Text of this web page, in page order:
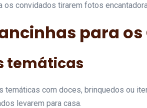
os convidados tirarem fotos
para
temáticas
temáticas com doces, brinquedos ou
levarem para casa.